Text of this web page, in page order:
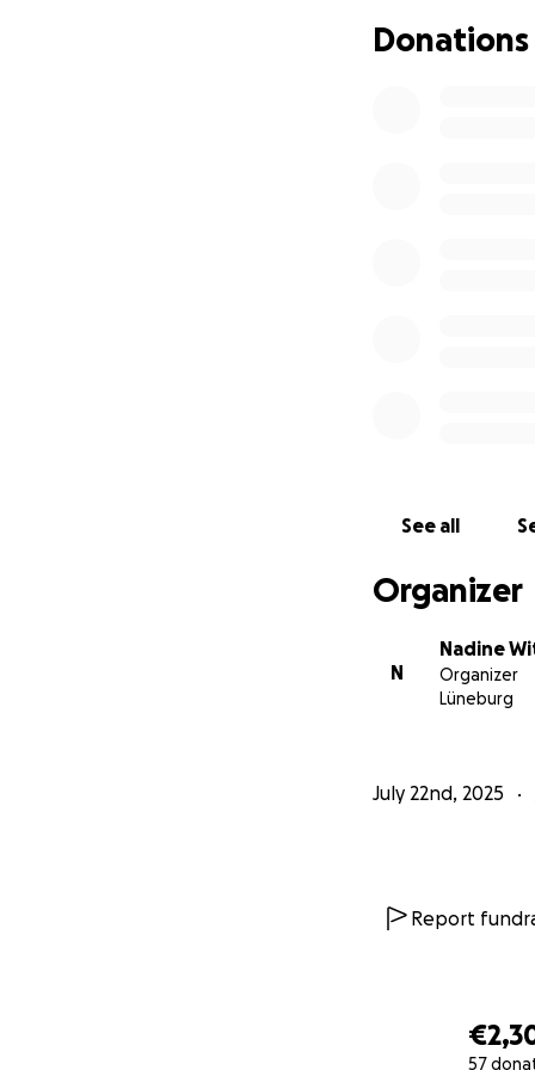
57
Wir möchten
Donations
See all
Organizer
N
Nadine
Organizer
Lüneburg
July 22nd, 2025
Report